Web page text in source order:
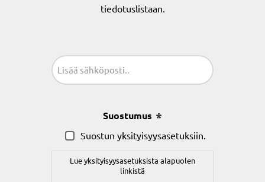
tiedotuslistaan.
Sähköposti
Suostumus
Suostun yksityisyysasetuksiin.
Lue yksityisyysasetuksista alapuolen
linkistä